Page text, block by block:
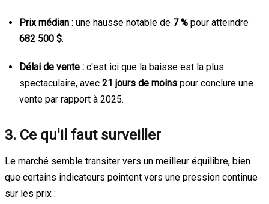
Prix médian : une hausse notable de 7 % pour atteindre
682 500 $.
Délai de vente : c'est ici que la baisse est la plus
spectaculaire, avec 21 jours de moins pour conclure une
vente par rapport à 2025.
3. Ce qu'il faut surveiller
Le marché semble transiter vers un meilleur équilibre, bien
que certains indicateurs pointent vers une pression continue
sur les prix :